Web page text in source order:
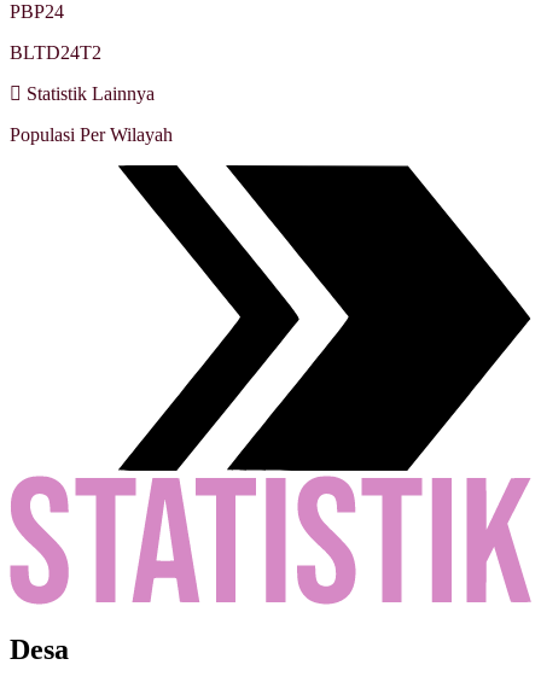
PBP24
BLTD24T2
Statistik Lainnya
Populasi Per Wilayah
Desa